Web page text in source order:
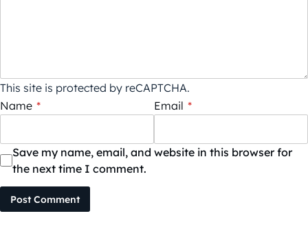
This site is protected by reCAPTCHA.
Name * Email *
Save my name, email, and website in this browser for
the next time I comment.
Post Comment